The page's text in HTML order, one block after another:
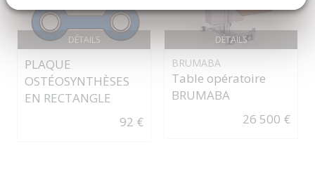
DÉTAILS
PLAQUE
OSTÉOSYNTHÈSES
EN RECTANGLE
92 €
DÉTAILS
BRUMABA
Table opératoire
BRUMABA
26 500 €